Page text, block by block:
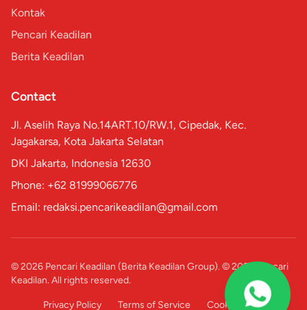
Kontak
Pencari Keadilan
Berita Keadilan
Contact
Jl. Aselih Raya No.14ART.10/RW.1, Cipedak, Kec.
Jagakarsa, Kota Jakarta Selatan
DKI Jakarta, Indonesia 12630
Phone: +62 81999066776
Email: redaksi.pencarikeadilan@gmail.com
© 2026 Pencari Keadilan (Berita Keadilan Group). © 2026 Pencari
Keadilan. All rights reserved.
Privacy Policy Terms of Service Cookie Policy